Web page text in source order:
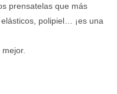
prensatelas que más
polipiel… ¡es una